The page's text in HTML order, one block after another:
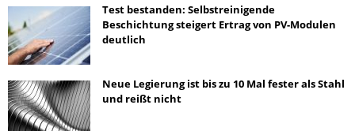
Test bestanden: Selbstreinigende
Beschichtung steigert Ertrag von PV-Modulen
deutlich
Neue Legierung ist bis zu 10 Mal fester als Stahl
und reißt nicht